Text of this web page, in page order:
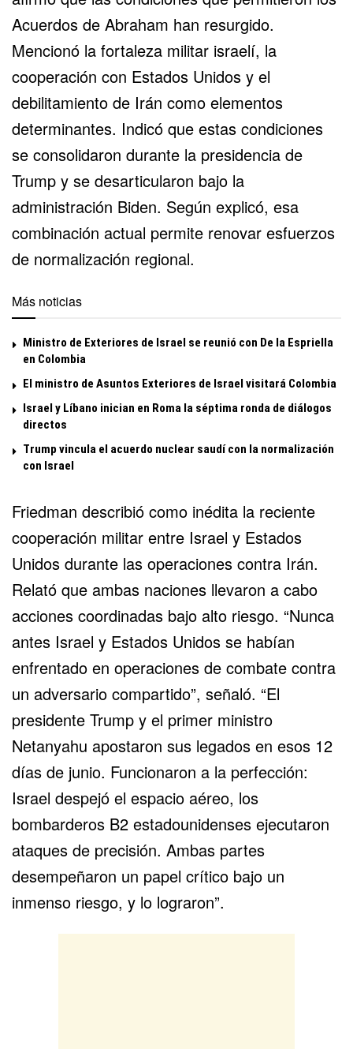
Acuerdos de Abraham han resurgido.
Mencionó la fortaleza militar israelí, la
cooperación con Estados Unidos y el
debilitamiento de Irán como elementos
determinantes. Indicó que estas condiciones
se consolidaron durante la presidencia de
Trump y se desarticularon bajo la
administración Biden. Según explicó, esa
combinación actual permite renovar esfuerzos
de normalización regional.
Más noticias
Ministro de Exteriores de Israel se reunió con De la Espriella
en Colombia
El ministro de Asuntos Exteriores de Israel visitará Colombia
Israel y Líbano inician en Roma la séptima ronda de diálogos
directos
Trump vincula el acuerdo nuclear saudí con la normalización
con Israel
Friedman describió como inédita la reciente
cooperación militar entre Israel y Estados
Unidos durante las operaciones contra Irán.
Relató que ambas naciones llevaron a cabo
acciones coordinadas bajo alto riesgo. “Nunca
antes Israel y Estados Unidos se habían
enfrentado en operaciones de combate contra
un adversario compartido”, señaló. “El
presidente Trump y el primer ministro
Netanyahu apostaron sus legados en esos 12
días de junio. Funcionaron a la perfección:
Israel despejó el espacio aéreo, los
bombarderos B2 estadounidenses ejecutaron
ataques de precisión. Ambas partes
desempeñaron un papel crítico bajo un
inmenso riesgo, y lo lograron”.